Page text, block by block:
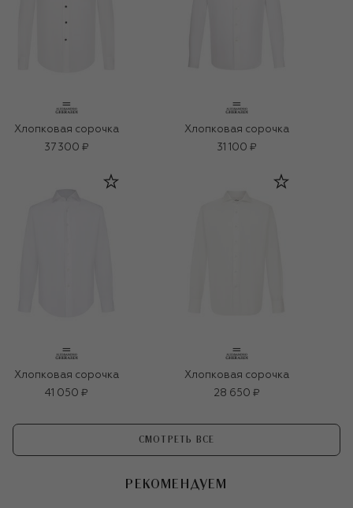
Хлопковая сорочка
37 300 ₽
Хлопковая сорочка
31 100 ₽
Хлопковая сорочка
41 050 ₽
Хлопковая сорочка
28 650 ₽
СМОТРЕТЬ ВСЕ
РЕКОМЕНДУЕМ